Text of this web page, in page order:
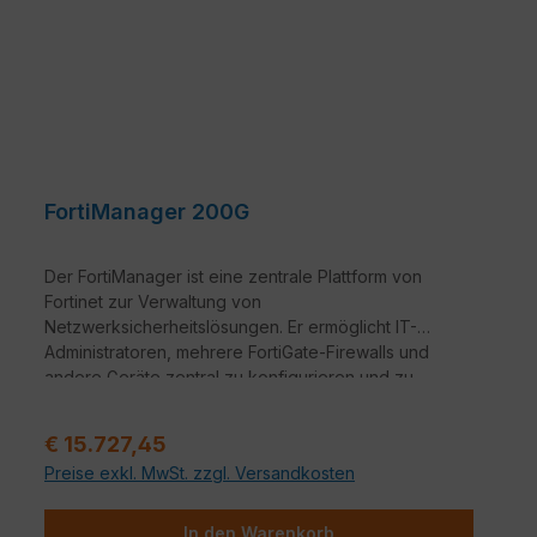
FortiManager 200G
Der FortiManager ist eine zentrale Plattform von
Fortinet zur Verwaltung von
Netzwerksicherheitslösungen. Er ermöglicht IT-
Administratoren, mehrere FortiGate-Firewalls und
andere Geräte zentral zu konfigurieren und zu
Regulärer Preis:
€ 15.727,45
Preise exkl. MwSt. zzgl. Versandkosten
In den Warenkorb